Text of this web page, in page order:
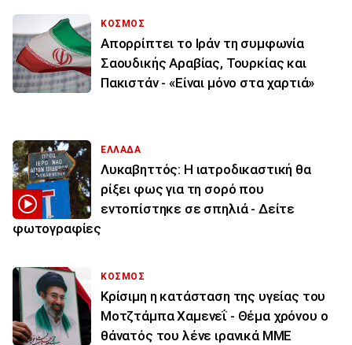
ΚΟΣΜΟΣ
Απορρίπτει το Ιράν τη συμφωνία
Σαουδικής Αραβίας, Τουρκίας και
Πακιστάν - «Είναι μόνο στα χαρτιά»
ΕΛΛΑΔΑ
Λυκαβηττός: Η ιατροδικαστική θα
ρίξει φως για τη σορό που
εντοπίστηκε σε σπηλιά - Δείτε
φωτογραφίες
ΚΟΣΜΟΣ
Κρίσιμη η κατάσταση της υγείας του
Μοτζτάμπα Χαμενεΐ - Θέμα χρόνου ο
θάνατός του λένε ιρανικά ΜΜΕ